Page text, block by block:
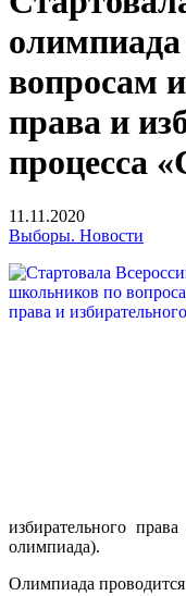
вопросам
права и
процесса
11.11.2020
Выборы. Новости
избирательного
олимпиада).
Олимпиада проводится